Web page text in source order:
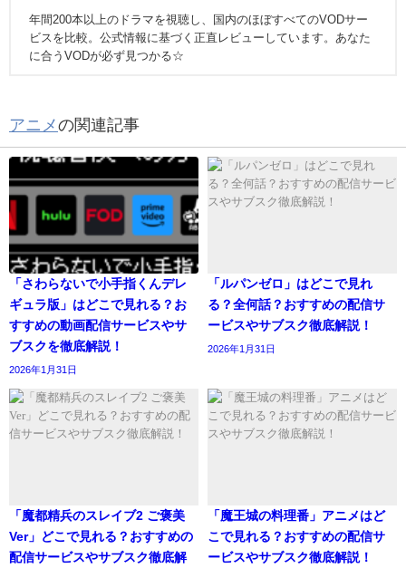
年間200本以上のドラマを視聴し、国内のほぼすべてのVODサー
ビスを比較。公式情報に基づく正直レビューしています。あなた
に合うVODが必ず見つかる☆
アニメの関連記事
「さわらないで小手指くんデレ
ギュラ版」はどこで見れる？お
すすめの動画配信サービスやサ
ブスクを徹底解説！
2026年1月31日
「ルパンゼロ」はどこで見れ
る？全何話？おすすめの配信サ
ービスやサブスク徹底解説！
2026年1月31日
「魔都精兵のスレイブ2 ご褒美
Ver」どこで見れる？おすすめの
配信サービスやサブスク徹底解
「魔王城の料理番」アニメはど
こで見れる？おすすめの配信サ
ービスやサブスク徹底解説！